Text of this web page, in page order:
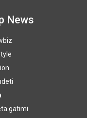
News
gatimi